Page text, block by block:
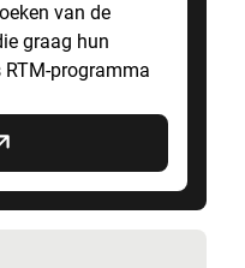
van de
graag hun
programma